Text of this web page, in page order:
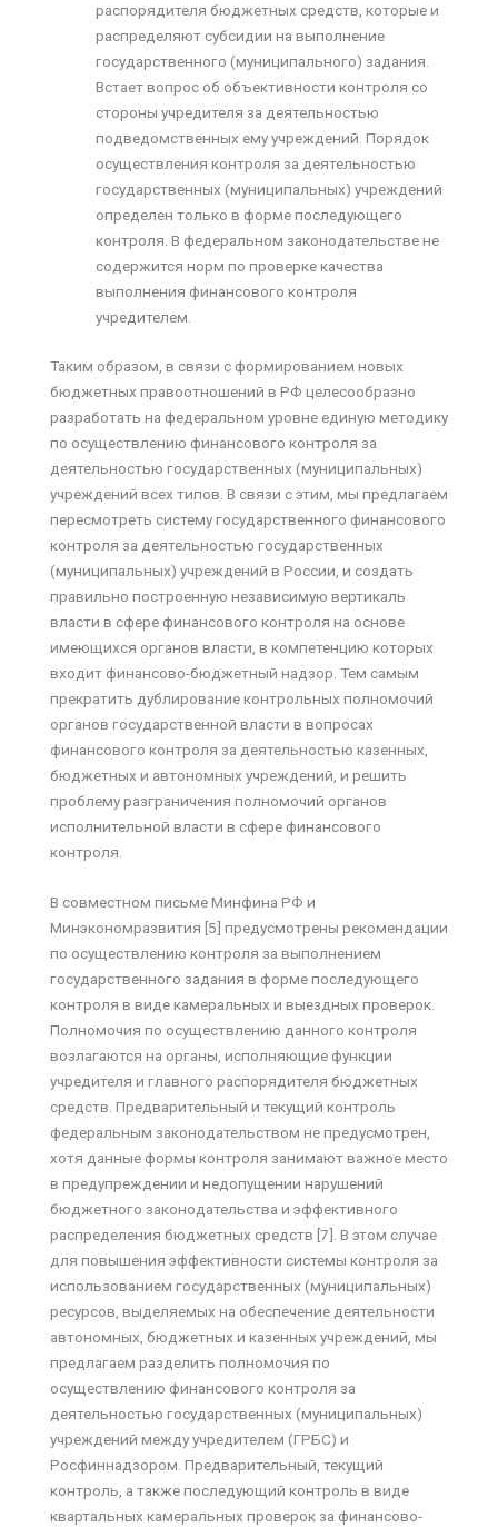
распорядителя бюджетных средств, которые и
распределяют субсидии на выполнение
государственного (муниципального) задания.
Встает вопрос об объективности контроля со
стороны учредителя за деятельностью
подведомственных ему учреждений. Порядок
осуществления контроля за деятельностью
государственных (муниципальных) учреждений
определен только в форме последующего
контроля. В федеральном законодательстве не
содержится норм по проверке качества
выполнения финансового контроля
учредителем.
Таким образом, в связи с формированием новых
бюджетных правоотношений в РФ целесообразно
разработать на федеральном уровне единую методику
по осуществлению финансового контроля за
деятельностью государственных (муниципальных)
учреждений всех типов. В связи с этим, мы предлагаем
пересмотреть систему государственного финансового
контроля за деятельностью государственных
(муниципальных) учреждений в России, и создать
правильно построенную независимую вертикаль
власти в сфере финансового контроля на основе
имеющихся органов власти, в компетенцию которых
входит финансово-бюджетный надзор. Тем самым
прекратить дублирование контрольных полномочий
органов государственной власти в вопросах
финансового контроля за деятельностью казенных,
бюджетных и автономных учреждений, и решить
проблему разграничения полномочий органов
исполнительной власти в сфере финансового
контроля.
В совместном письме Минфина РФ и
Минэкономразвития [5] предусмотрены рекомендации
по осуществлению контроля за выполнением
государственного задания в форме последующего
контроля в виде камеральных и выездных проверок.
Полномочия по осуществлению данного контроля
возлагаются на органы, исполняющие функции
учредителя и главного распорядителя бюджетных
средств. Предварительный и текущий контроль
федеральным законодательством не предусмотрен,
хотя данные формы контроля занимают важное место
в предупреждении и недопущении нарушений
бюджетного законодательства и эффективного
распределения бюджетных средств [7]. В этом случае
для повышения эффективности системы контроля за
использованием государственных (муниципальных)
ресурсов, выделяемых на обеспечение деятельности
автономных, бюджетных и казенных учреждений, мы
предлагаем разделить полномочия по
осуществлению финансового контроля за
деятельностью государственных (муниципальных)
учреждений между учредителем (ГРБС) и
Росфиннадзором. Предварительный, текущий
контроль, а также последующий контроль в виде
квартальных камеральных проверок за финансово-